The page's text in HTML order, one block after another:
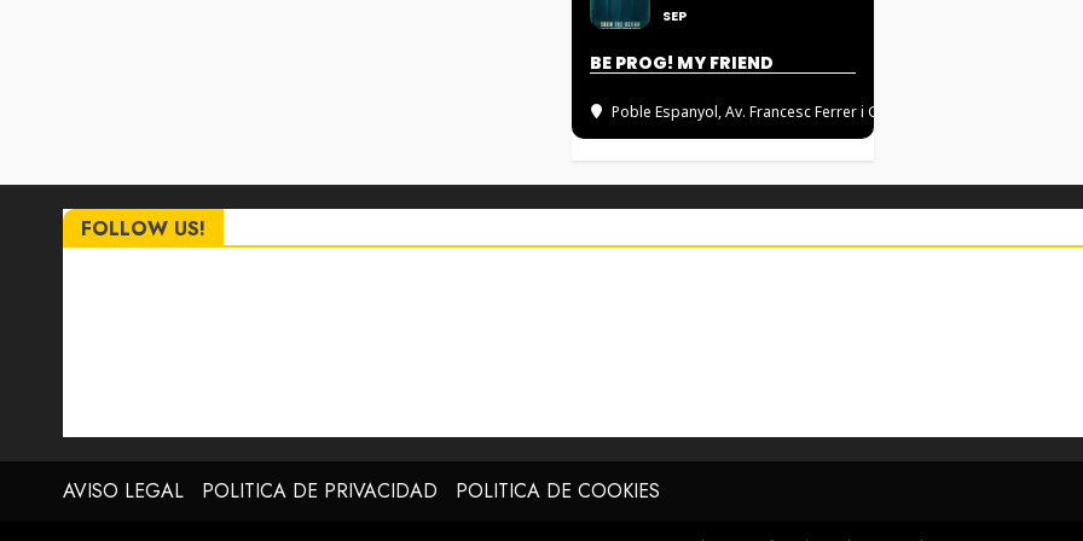
SEP
BE PROG! MY FRIEND
Poble Espanyol, Av. Francesc Ferrer i Guàrdia, 13, 08038 BARCELONA
FOLLOW US!
AVISO LEGAL POLITICA DE PRIVACIDAD POLITICA DE COOKIES